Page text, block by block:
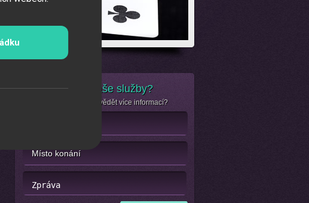
Máte zájem o naše služby?
Nebo se jen chcete dozvědět více informací?